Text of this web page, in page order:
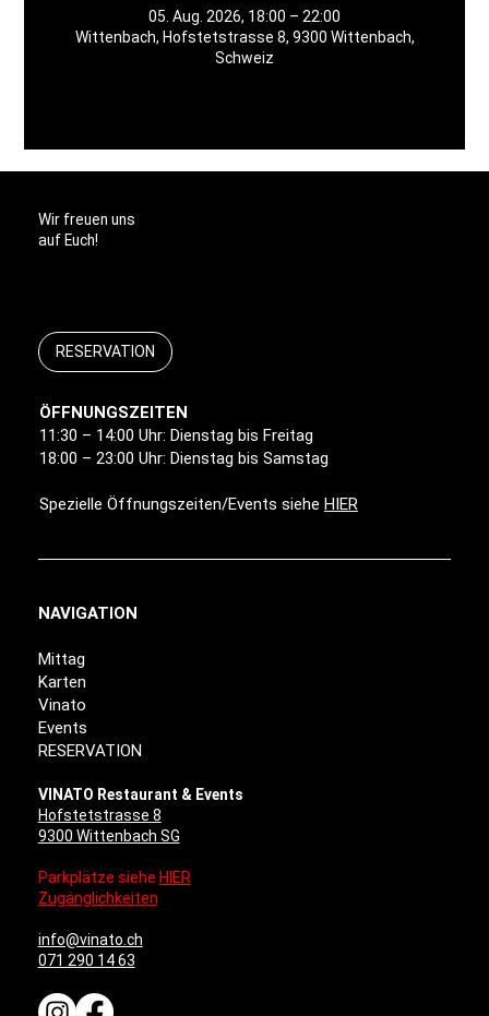
05. Aug. 2026, 18:00 – 22:00
Wittenbach, Hofstetstrasse 8, 9300 Wittenbach,
Schweiz
Wir freuen uns
auf Euch!
RESERVATION
ÖFFNUNGSZEITEN
11:30 – 14:00 Uhr: Dienstag bis Freitag
18:00 – 23:00 Uhr: Dienstag bis Samstag
Spezielle Öffnungszeiten/Events siehe HIER
VINATO Restaurant & Events
Hofstetstrasse 8
9300 Wittenbach SG
Parkplätze siehe HIER
Zugänglichkeiten
info@vinato.ch
071 290 14 63
NAVIGATION
Mittag
Karten
Vinato
Events
RESERVATION